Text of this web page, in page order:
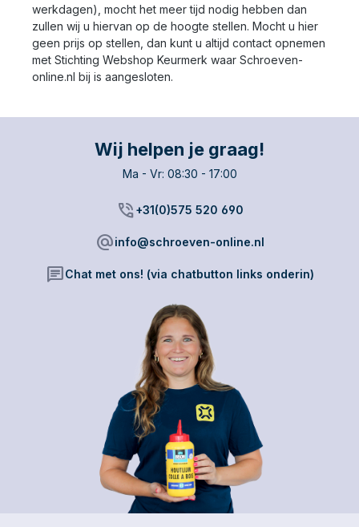
werkdagen), mocht het meer tijd nodig hebben dan
zullen wij u hiervan op de hoogte stellen. Mocht u hier
geen prijs op stellen, dan kunt u altijd contact opnemen
met Stichting Webshop Keurmerk waar Schroeven-
online.nl bij is aangesloten.
Wij helpen je graag!
Ma - Vr: 08:30 - 17:00
phone_in_talk+31(0)575 520 690
alternate_emailinfo@schroeven-online.nl
chatChat met ons! (via chatbutton links onderin)